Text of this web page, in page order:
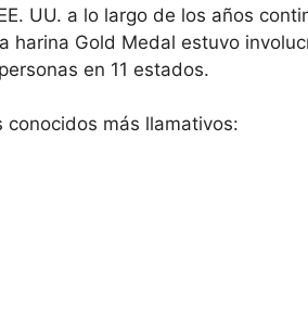
UU. a lo largo de los años
harina Gold Medal estuvo
en 11 estados.
conocidos más llamativos: